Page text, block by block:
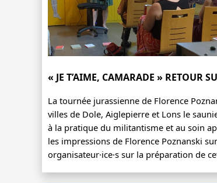
« JE T’AIME, CAMARADE » RETOUR
La tournée jurassienne de Florence
villes de Dole, Aiglepierre et Lons le
à la pratique du militantisme et au soin
les impressions de Florence Poznanski
organisateur·ice·s sur la préparation de